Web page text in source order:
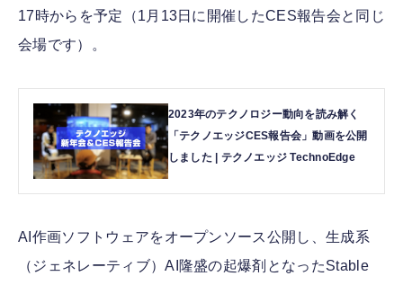
17時からを予定（1月13日に開催したCES報告会と同じ
会場です）。
2023年のテクノロジー動向を読み解く
「テクノエッジCES報告会」動画を公開
しました | テクノエッジ TechnoEdge
AI作画ソフトウェアをオープンソース公開し、生成系
（ジェネレーティブ）AI隆盛の起爆剤となったStable